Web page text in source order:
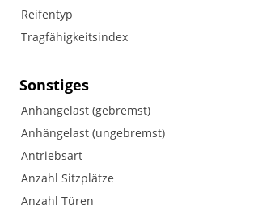
Reifentyp
Tragfähigkeitsindex
Sonstiges
Anhängelast (gebremst)
Anhängelast (ungebremst)
Antriebsart
Anzahl Sitzplätze
Anzahl Türen